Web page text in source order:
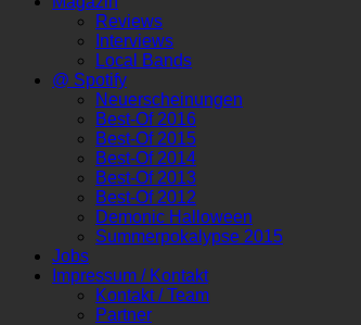
Reviews
Interviews
Local Bands
@ Spotify
Neuerscheinungen
Best-Of 2016
Best-Of 2015
Best-Of 2014
Best-Of 2013
Best-Of 2012
Demonic Halloween
Summerpokalypse 2015
Jobs
Impressum / Kontakt
Kontakt / Team
Partner